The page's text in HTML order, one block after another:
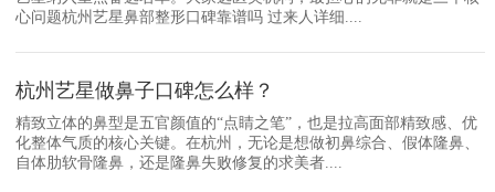
心问题杭州艺星鼻部整形口碑靠谱吗 过来人详细....
杭州艺星做鼻子口碑怎么样？
精致立体的鼻型是五官颜值的“点睛之笔”，也是拉高面部精致感、优
化整体气质的核心关键。在杭州，无论是想做初鼻综合、假体隆鼻、
自体肋软骨隆鼻，还是隆鼻失败修复的求美者....